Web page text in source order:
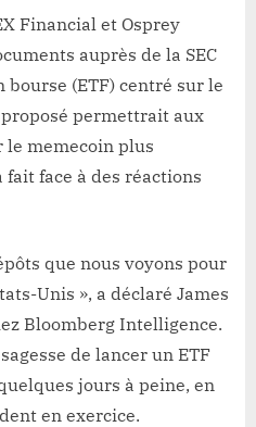
Financial et Osprey
auprès de la SEC
bourse (ETF) centré sur le
proposé permettrait aux
le memecoin plus
face à des réactions
que nous voyons pour
Unis », a déclaré James
Bloomberg Intelligence.
de lancer un ETF
jours à peine, en
en exercice.